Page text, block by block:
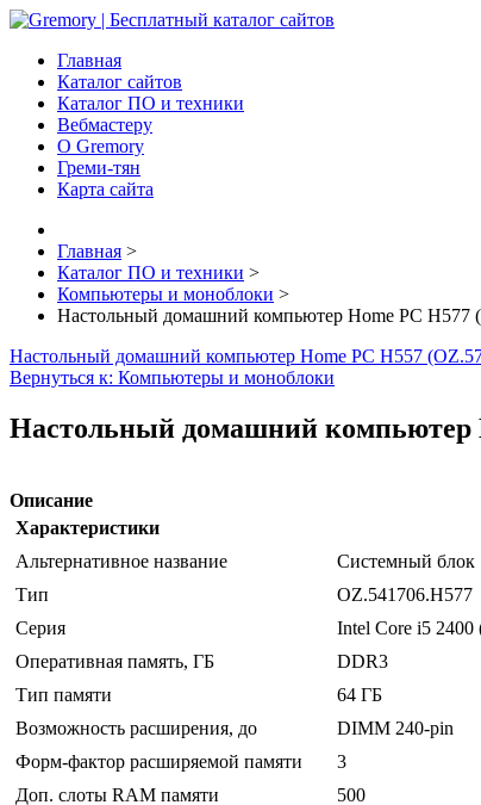
Главная
Каталог сайтов
Каталог ПО и техники
Вебмастеру
О Gremory
Греми-тян
Карта сайта
Главная >
Каталог ПО и техники >
Компьютеры и моноблоки >
Настольный домашний компьютер Home PC H577
Настольный домашний компьютер Home PC H557
Вернуться к: Компьютеры и моноблоки
Настольный домашний компьютер
Описание
Характеристики
Альтернативное название
Системный блок
Тип
OZ.541706.H577
Серия
Intel Core i5
Оперативная память, ГБ
DDR3
Тип памяти
64 ГБ
Возможность расширения, до
DIMM 240-pin
Форм-фактор расширяемой памяти
3
Доп. слоты RAM памяти
500